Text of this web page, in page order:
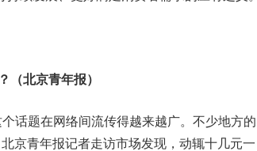
（北京青年报）
话题在网络间流传得越来越广。不少地方的
京青年报记者走访市场发现，动辄十几元一